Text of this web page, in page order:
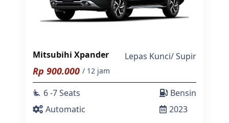
Mitsubihi Xpander Lepas Kunci/Supir
Rp 900.000 / 12 jam
airline_seat_recline_extra 6 -7 Seats
Automatic
Bensin
2023